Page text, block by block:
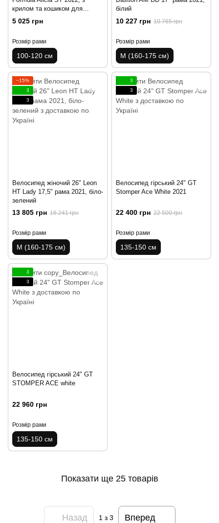
крилом та кошиком для
ляльки, білий
5 025 грн
Розмір рами
100-120 см
білий
10 227 грн 10 765 грн
Розмір рами
M (160-175 см)
−15%
3
3
Велосипед жіночий 26" Leon
HT Lady 17,5" рама 2021, біло-
зелений
13 805 грн 16 241 грн
Розмір рами
M (160-175 см)
3
3
Велосипед гірський 24" GT
Stomper Ace White 2021
22 400 грн 22 500 грн
Розмір рами
135-150 см
3
3
Велосипед гірський 24" GT
STOMPER ACE white
22 960 грн
Розмір рами
135-150 см
Показати ще 25 товарів
Назад 1 з 3 Вперед